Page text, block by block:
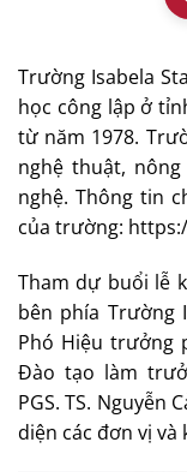
Trường Isabela
học công lập ở
từ năm 1978.
nghệ thuật,
nghệ. Thông tin
của trường:
Tham dự buổi lễ
bên phía Trường
Phó Hiệu trưởng
Đào tạo làm
PGS. TS. Nguyễn
diện các đơn vị và